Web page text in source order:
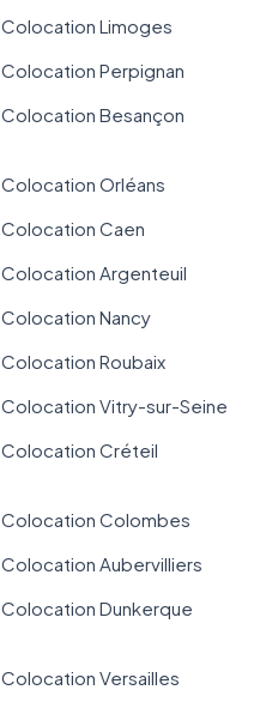
Colocation Limoges
Colocation Perpignan
Colocation Besançon
Colocation Orléans
Colocation Caen
Colocation Argenteuil
Colocation Nancy
Colocation Roubaix
Colocation Vitry-sur-Seine
Colocation Créteil
Colocation Colombes
Colocation Aubervilliers
Colocation Dunkerque
Colocation Versailles